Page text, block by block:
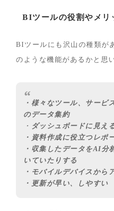
BIツールの役割やメリ
BIツールにも沢山の種類が
のような機能があるかと思
・様々なツール、サービ
のデータ集約
・ ダッシュボードに見え
・資料作成に役立つレポ
・収集したデータをAI分
いていたりする
・モバイルデバイスから
・更新が早い、しやすい